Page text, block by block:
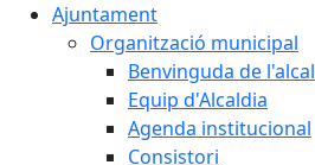
Ajuntament
Organització municipal
Benvinguda de
Equip d'Alcaldia
Agenda institucional
Consistori